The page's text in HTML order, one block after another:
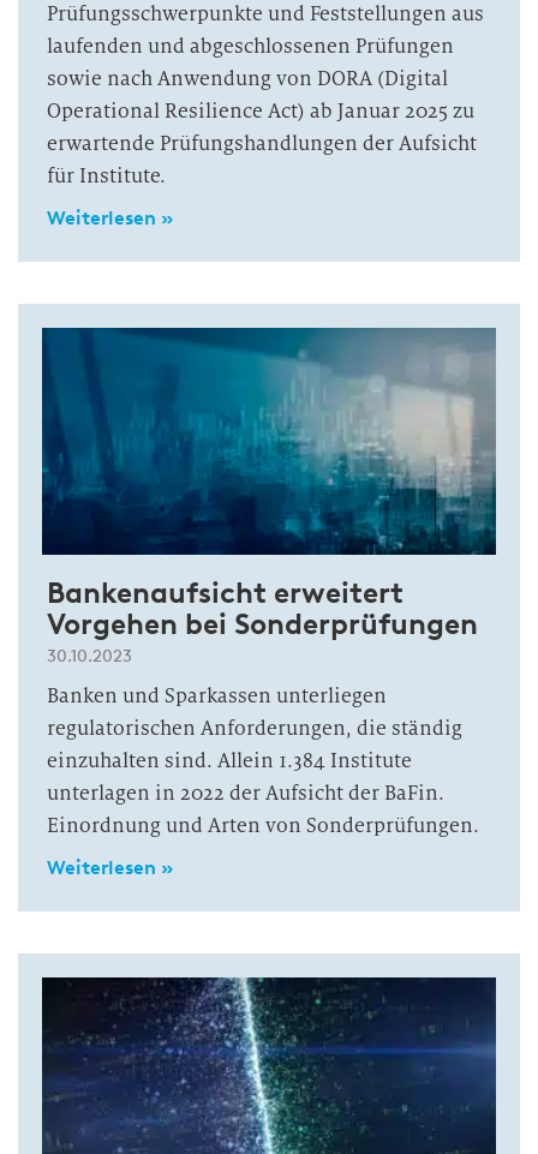
Prüfungsschwerpunkte und Feststellungen aus
laufenden und abgeschlossenen Prüfungen
sowie nach Anwendung von DORA (Digital
Operational Resilience Act) ab Januar 2025 zu
erwartende Prüfungshandlungen der Aufsicht
für Institute.
Weiterlesen »
Bankenaufsicht erweitert
Vorgehen bei Sonderprüfungen
30.10.2023
Banken und Sparkassen unterliegen
regulatorischen Anforderungen, die ständig
einzuhalten sind. Allein 1.384 Institute
unterlagen in 2022 der Aufsicht der BaFin.
Einordnung und Arten von Sonderprüfungen.
Weiterlesen »